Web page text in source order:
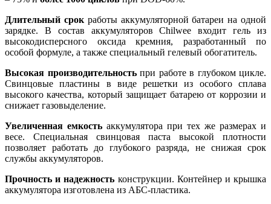
Длительный срокработы аккумуляторной батареи на одной
зарядке. В состав аккумуляторов Chilwee входит гель из
высокодисперсного оксида кремния, разработанный по
особой формуле, а также специальный гелевый обогатитель.
Высокая производительностьпри работе в глубоком цикле.
Свинцовые пластины в виде решетки из особого сплава
высокого качества, который защищает батарею от коррозии и
снижает газовыделение.
Увеличенная емкость аккумулятора при тех же размерах и
весе. Специальная свинцовая паста высокой плотности
позволяет работать до глубокого разряда, не снижая срок
службы аккумуляторов.
Прочность и надежность конструкции. Контейнер и крышка
аккумулятора изготовлена из АБС-пластика.